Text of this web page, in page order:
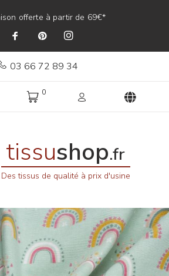
offerte à partir de 69€*
03 66 72 89 34
0
tissushop.fr
Des tissus de qualité à prix d'usine